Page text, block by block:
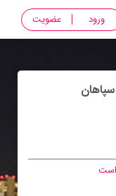
ورود عضویت
است